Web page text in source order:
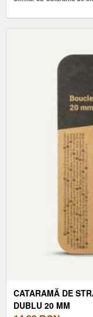
CATARAMĂ DE
DUBLU 20 MM